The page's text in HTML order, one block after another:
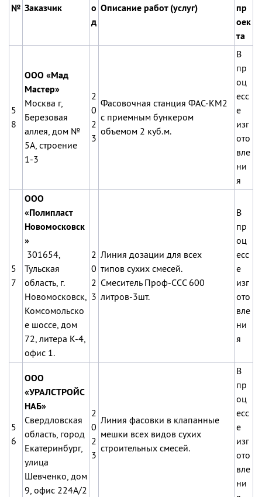
№ Заказчик
о
д
Описание работ (услуг)
пр
оек
та
5
8
ООО «Мад
Мастер»
Москва г,
Березовая
аллея, дом №
5А, строение
1-3
2
0
2
3
Фасовочная станция ФАС-КМ2
с приемным бункером
объемом 2 куб.м.
В
пр
оц
есс
е
изг
ото
вле
ни
я
5
7
ООО
«Полипласт
Новомосковск
»
301654,
Тульская
область, г.
Новомосковск,
Комсомольско
е шоссе, дом
72, литера К-4,
офис 1.
2
0
2
3
Линия дозации для всех
типов сухих смесей.
Смеситель Проф-ССС 600
литров-3шт.
В
пр
оц
есс
е
изг
ото
вле
ни
я
5
6
ООО
«УРАЛСТРОЙС
НАБ»
Свердловская
область, город
Екатеринбург,
улица
Шевченко, дом
9, офис 224А/2
2
0
2
3
Линия фасовки в клапанные
мешки всех видов сухих
строительных смесей.
В
пр
оц
есс
е
изг
ото
вле
ни